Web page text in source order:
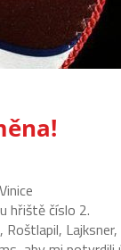
číslo 2.
Lajksner,